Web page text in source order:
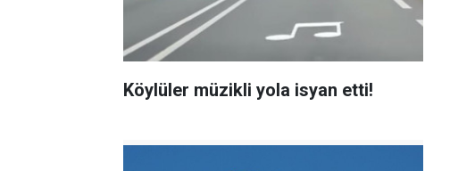
Köylüler müzikli yola isyan etti!